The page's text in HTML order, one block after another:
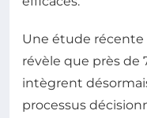
Une étude récente
révèle que près de
intègrent
processus